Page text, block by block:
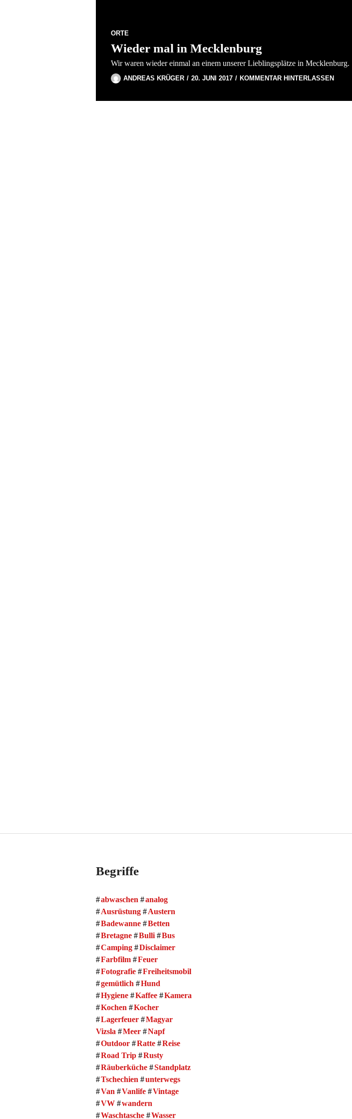
ORTE
Wieder mal in Mecklenburg
Wir waren wieder einmal an einem unserer Lieblingsplätze in Mecklenburg.
ANDREAS KRÜGER 20. JUNI 2017 KOMMENTAR HINTERLASSEN
Begriffe
abwaschen
analog
Ausrüstung
Austern
Badewanne
Betten
Bretagne
Bulli
Bus
Camping
Disclaimer
Farbfilm
Feuer
Fotografie
Freiheitsmobil
gemütlich
Hund
Hygiene
Kaffee
Kamera
Kochen
Kocher
Lagerfeuer
Magyar
Vizsla
Meer
Napf
Outdoor
Ratte
Reise
Road Trip
Rusty
Räuberküche
Standplatz
Tschechien
unterwegs
Van
Vanlife
Vintage
VW
wandern
Waschtasche
Wasser